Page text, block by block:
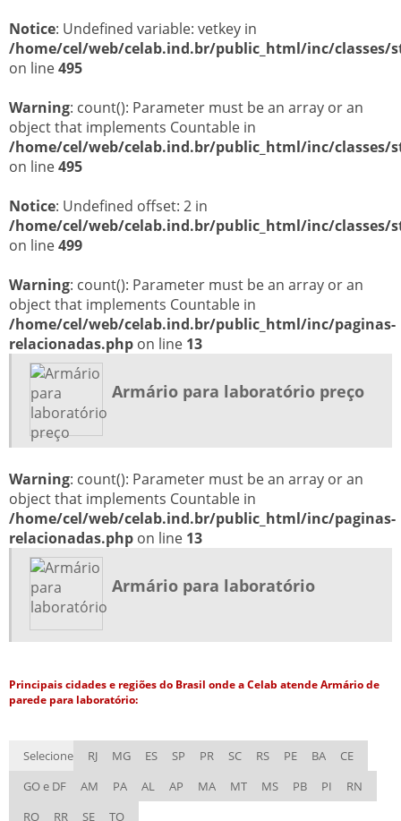
Notice: Undefined variable: vetkey in
/home/cel/web/celab.ind.br/public_html/inc/classes/
on line495
Warning: count(): Parameter must be an array or an
object that implements Countable in
/home/cel/web/celab.ind.br/public_html/inc/classes/
on line495
Notice: Undefined offset: 2 in
/home/cel/web/celab.ind.br/public_html/inc/classes/
on line499
Warning: count(): Parameter must be an array or an
object that implements Countable in
/home/cel/web/celab.ind.br/public_html/inc/paginas-
relacionadas.php on line 13
Armário para laboratório preço
Warning: count(): Parameter must be an array or an
object that implements Countable in
/home/cel/web/celab.ind.br/public_html/inc/paginas-
relacionadas.php on line 13
Armário para laboratório
Principais cidades e regiões do Brasil onde a Celab atende Armário de
parede para laboratório:
Selecione RJ MG ES SP PR SC RS PE BA
CE
GO e DF
AM PA AL AP MA MT MS PB PI
RN
RO
RR SE TO